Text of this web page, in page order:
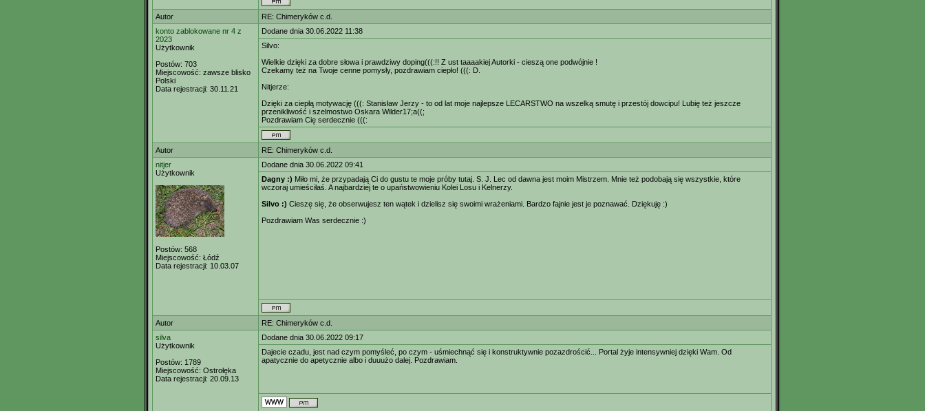
Autor
RE: Chimeryków c.d.
konto zablokowane nr 4 z
2023
Użytkownik
Postów: 703
Miejscowość: zawsze blisko
Polski
Data rejestracji: 30.11.21
Dodane dnia 30.06.2022 11:38
Silvo:
Wielkie dzięki za dobre słowa i prawdziwy doping(((:!! Z ust taaaakiej Autorki - cieszą one podwójnie !
Czekamy też na Twoje cenne pomysły, pozdrawiam ciepło! (((: D.
Nitjerze:
Dzięki za ciepłą motywację (((: Stanisław Jerzy - to od lat moje najlepsze LECARSTWO na wszelką smutę i przestój dowcipu! Lubię też jeszcze
przenikliwość i szelmostwo Oskara Wilder17;a((;
Pozdrawiam Cię serdecznie (((:
Autor
RE: Chimeryków c.d.
nitjer
Użytkownik
Postów: 568
Miejscowość: Łódź
Data rejestracji: 10.03.07
Dodane dnia 30.06.2022 09:41
Dagny :) Miło mi, że przypadają Ci do gustu te moje próby tutaj. S. J. Lec od dawna jest moim Mistrzem. Mnie też podobają się wszystkie, które
wczoraj umieściłaś. A najbardziej te o upaństwowieniu Kolei Losu i Kelnerzy.
Silvo :) Cieszę się, że obserwujesz ten wątek i dzielisz się swoimi wrażeniami. Bardzo fajnie jest je poznawać. Dziękuję :)
Pozdrawiam Was serdecznie :)
Autor
RE: Chimeryków c.d.
silva
Użytkownik
Postów: 1789
Miejscowość: Ostrołęka
Data rejestracji: 20.09.13
Dodane dnia 30.06.2022 09:17
Dajecie czadu, jest nad czym pomyśleć, po czym - uśmiechnąć się i konstruktywnie pozazdrościć... Portal żyje intensywniej dzięki Wam. Od
apatycznie do apetycznie albo i duuużo dalej. Pozdrawiam.